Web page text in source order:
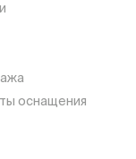
оснащения